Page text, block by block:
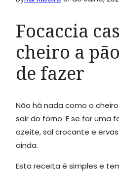
Focaccia
cheiro a
de fazer
Não há nada como o
sair do forno. E se for uma
azeite, sal crocante e
ainda.
Esta receita é simples e